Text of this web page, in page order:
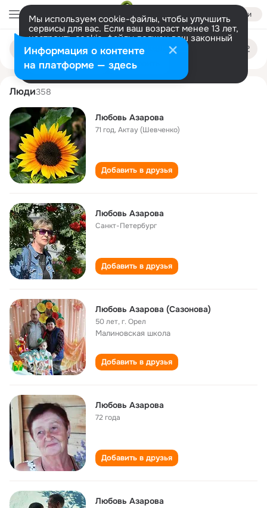
Войти
Мы используем cookie-файлы, чтобы улучшить
сервисы для вас. Если ваш возраст менее 13 лет,
настроить cookie-файлы должен ваш законный
представитель. Больше информации
Разрешить все Настроить
Поиск
людям
lyubov azarova
Люди358
Любовь Азарова
71 год,Актау (Шевченко)
Добавить в друзья
Любовь Азарова
Санкт-Петербург
Добавить в друзья
Любовь Азарова (Сазонова)
50 лет,г. Орел
Малиновская школа
Добавить в друзья
Любовь Азарова
72 года
Добавить в друзья
Любовь Азарова
Информация о контенте
на платформе — здесь